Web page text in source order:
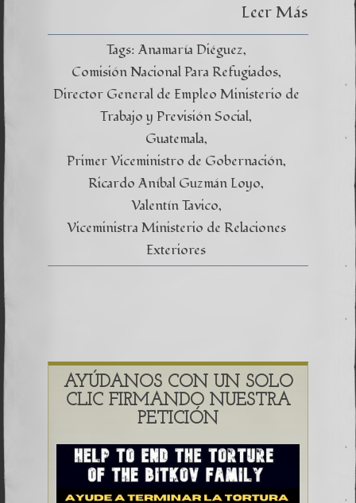
Leer Más
Tags: Anamaría Diéguez
Comisión Nacional Para Refugiados
Director General de Empleo Ministerio de
Trabajo y Previsión Social
Guatemala
Primer Viceministro de Gobernación
Ricardo Aníbal Guzmán Loyo
Valentín Tavico
Viceministra Ministerio de Relaciones
Exteriores
AYÚDANOS CON UN SOLO
CLIC FIRMANDO NUESTRA
PETICIÓN